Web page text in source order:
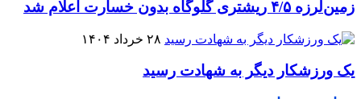
زمین‌لرزه ۴/۵ ریشتری گلوگاه بدون خسارت اعلام شد
۲۸ خرداد ۱۴۰۴
یک ورزشکار دیگر به شهادت رسید